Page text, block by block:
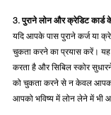
3. पुराने लोन और क्रेडिट कार्ड
यदि आपके पास पुराने कर्ज या
चुकता करने का प्रयास करें।
करता है और सिबिल स्कोर
को चुकता करने से न केवल आपका
आपको भविष्य में लोन लेने में भी